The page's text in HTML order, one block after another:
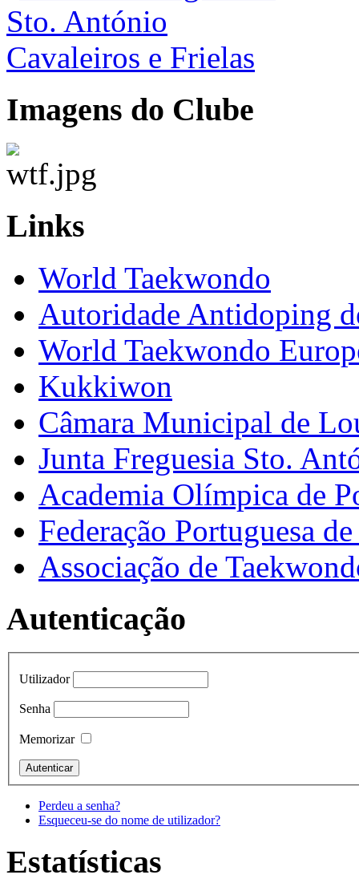
Imagens do Clube
Links
World Taekwondo
Autoridade Antidoping
World Taekwondo
Kukkiwon
Câmara Municipal de
Junta Freguesia Sto.
Academia Olímpica de
Federação Portuguesa
Associação de
Autenticação
Utilizador
Senha
Memorizar
Perdeu a senha?
Esqueceu-se do nome de utilizador?
Estatísticas